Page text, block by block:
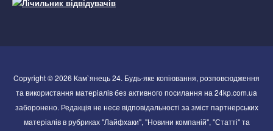
Copyright © 2026 Кам`янець 24. Будь-яке копіювання, розповсюдження
та використання матеріалів без активного посилання на 24kp.com.ua
заборонено. Редакція не несе відповідальності за зміст партнерських
матеріалів в рубриках "Лайфхаки", "Новини компаній", "Статті" та